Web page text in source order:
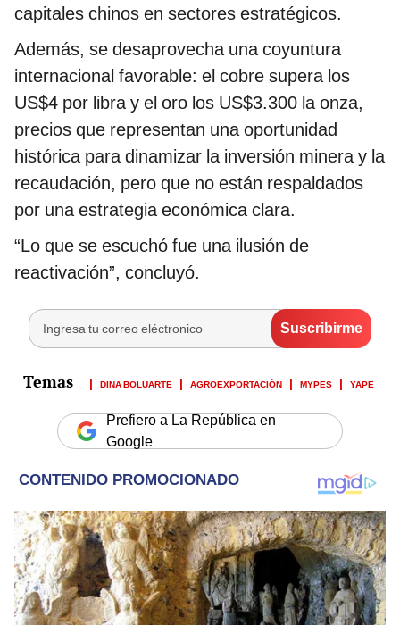
capitales chinos en sectores estratégicos.
Además, se desaprovecha una coyuntura
internacional favorable: el cobre supera los
US$4 por libra y el oro los US$3.300 la onza,
precios que representan una oportunidad
histórica para dinamizar la inversión minera y la
recaudación, pero que no están respaldados
por una estrategia económica clara.
“Lo que se escuchó fue una ilusión de
reactivación”, concluyó.
DINA BOLUARTE AGROEXPORTACIÓN MYPES YAPE
Prefiero a La República en
Google